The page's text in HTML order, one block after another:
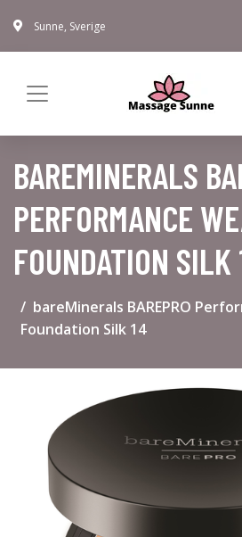
Sunne, Sverige
BAREMINERALS
PERFORMANCE
FOUNDATION SILK
bareMinerals BAREPRO
Foundation Silk 14